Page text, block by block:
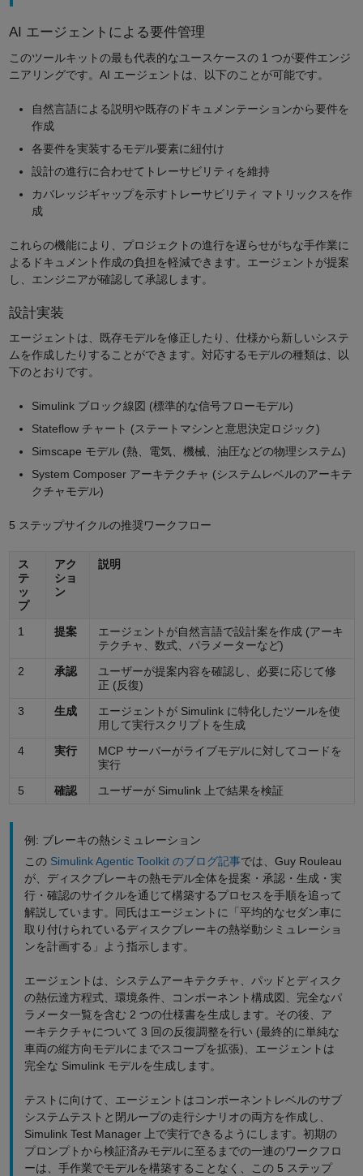
AI エージェントによる要件管理
このツールキットの最も代表的なユースケースの 1 つが要件エンジ
ニアリングです。AI エージェントは、以下のことが可能です。
自然言語による説明や既存のドキュメンテーションから要件を
作成
各要件を実装するモデル要素に紐付け
設計の進行に合わせてトレーサビリティを維持
カバレッジギャップを示すトレーサビリティ マトリックスを作
成
これらの機能により、プロジェクトの進行を遅らせがちな手作業に
よるドキュメント作成の負担を軽減できます。エージェントが提案
し、エンジニアが確認して承認します。
設計実装
エージェントは、既存モデルを修正したり、仕様から新しいシステ
ムを作成したりすることができます。対応するモデルの種類は、以
下のとおりです。
Simulink ブロック線図 (標準的な信号フローモデル)
Stateflow チャート (ステートマシンと意思決定ロジック)
Simscape モデル (熱、電気、機械、油圧などの物理システム)
System Composer アーキテクチャ (システムレベルのアーキテ
クチャモデル)
5 ステップサイクルの推奨ワークフロー
ス
テ
ッ
プ
アク
ショ
ン
説明
1 提案
エージェントが自然言語で設計案を作成 (アーキ
テクチャ、数式、パラメーターなど)
2
承認
ユーザーが提案内容を確認し、必要に応じて修
正 (反復)
3
生成
エージェントが Simulink に特化したツールを使
用して実行スクリプトを生成
4
実行
MCP サーバーがライブモデルに対してコードを
実行
5
確認 ユーザーが Simulink 上で結果を検証
例: ブレーキの熱シミュレーション
この Simulink Agentic Toolkit のブログ記事では、Guy Rouleau
が、ディスクブレーキの熱モデル全体を提案・承認・生成・実
行・確認のサイクルを通じて構築するプロセスを手順を追って
解説しています。同氏はエージェントに「平均的なセダン車に
取り付けられているディスクブレーキの熱挙動シミュレーショ
ンを計画する」よう指示します。
エージェントは、システムアーキテクチャ、パッドとディスク
の熱伝達方程式、環境条件、コンポーネント構成図、完全なパ
ラメータ一覧を含む 2 つの仕様書を生成します。その後、ア
ーキテクチャについて 3 回の反復調整を行い (最終的に単純な
車両の縦方向モデルにまでスコープを拡張)、エージェントは
完全な Simulink モデルを生成します。
テストに向けて、エージェントはコンポーネントレベルのサブ
システムテストと閉ループの走行シナリオの両方を作成し、
Simulink Test Manager 上で実行できるようにします。初期の
プロンプトから検証済みモデルに至るまでの一連のワークフロ
ーは、手作業でモデルを構築することなく、この 5 ステップ